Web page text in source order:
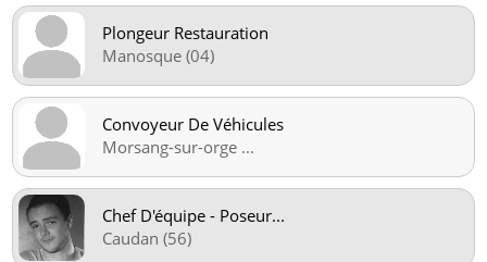
Plongeur Restauration
Manosque (04)
Convoyeur De Véhicules
Morsang-sur-orge ...
Chef D'équipe - Poseur...
Caudan (56)